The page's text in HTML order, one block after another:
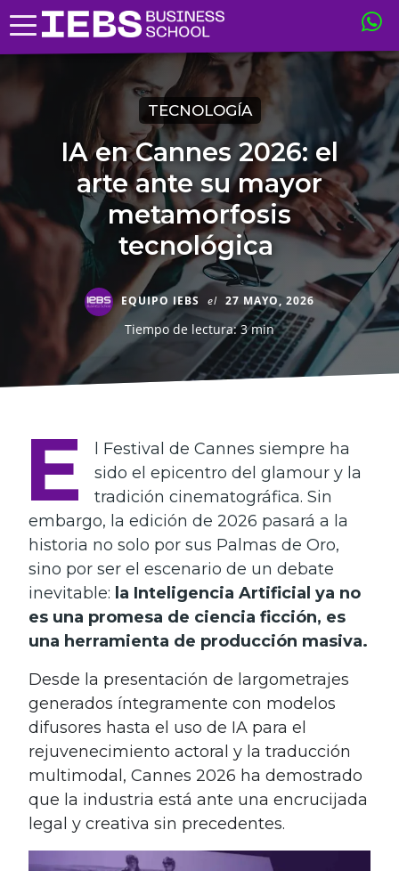
TECNOLOGÍA
IA en Cannes 2026: el
arte ante su mayor
metamorfosis
tecnológica
EQUIPO IEBS el 27 MAYO, 2026
Tiempo de lectura: 3 min
E
l Festival de Cannes siempre ha
sido el epicentro del glamour y la
tradición cinematográfica. Sin
embargo, la edición de 2026 pasará a la
historia no solo por sus Palmas de Oro,
sino por ser el escenario de un debate
inevitable: la Inteligencia Artificial ya no
es una promesa de ciencia ficción, es
una herramienta de producción masiva.
Desde la presentación de largometrajes
generados íntegramente con modelos
difusores hasta el uso de IA para el
rejuvenecimiento actoral y la traducción
multimodal, Cannes 2026 ha demostrado
que la industria está ante una encrucijada
legal y creativa sin precedentes.